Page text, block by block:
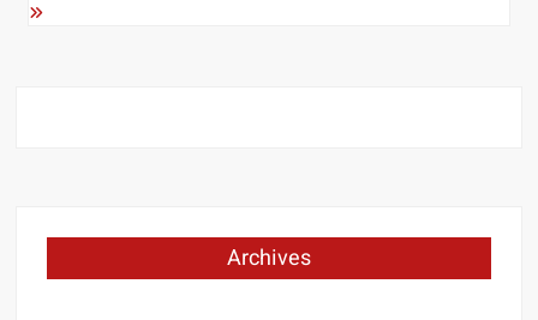
Archives